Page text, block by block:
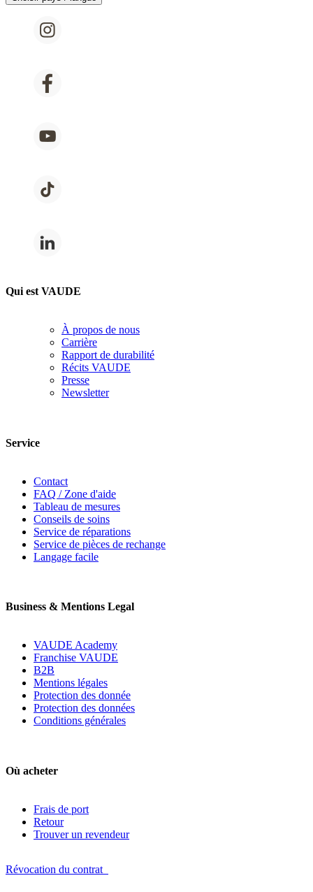
Qui est VAUDE
À propos de nous
Carrière
Rapport de durabilité
Récits VAUDE
Presse
Newsletter
Service
Contact
FAQ / Zone d'aide
Tableau de mesures
Conseils de soins
Service de réparations
Service de pièces de rechange
Langage facile
Business & Mentions Legal
VAUDE Academy
Franchise VAUDE
B2B
Mentions légales
Protection des donnée
Protection des données
Conditions générales
Où acheter
Frais de port
Retour
Trouver un revendeur
Révocation du contrat